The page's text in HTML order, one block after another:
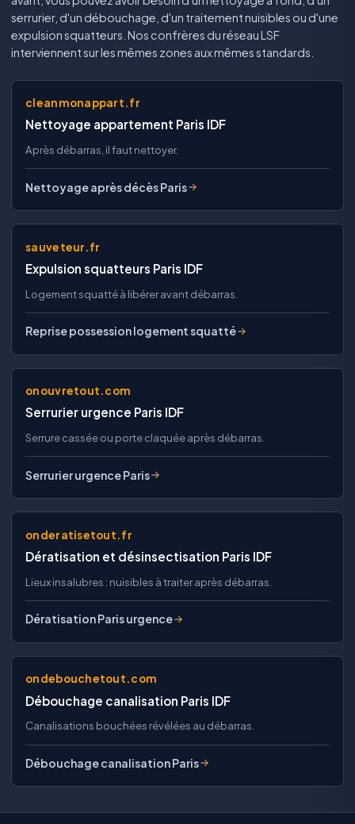
serrurier, d'un débouchage, d'un traitement nuisibles ou d'une
expulsion squatteurs. Nos confrères du réseau LSF
interviennent sur les mêmes zones aux mêmes standards.
cleanmonappart.fr
Nettoyage appartement Paris IDF
Après débarras, il faut nettoyer.
Nettoyage après décès Paris
sauveteur.fr
Expulsion squatteurs Paris IDF
Logement squatté à libérer avant débarras.
Reprise possession logement squatté
onouvretout.com
Serrurier urgence Paris IDF
Serrure cassée ou porte claquée après débarras.
Serrurier urgence Paris
onderatisetout.fr
Dératisation et désinsectisation Paris IDF
Lieux insalubres : nuisibles à traiter après débarras.
Dératisation Paris urgence
ondebouchetout.com
Débouchage canalisation Paris IDF
Canalisations bouchées révélées au débarras.
Débouchage canalisation Paris